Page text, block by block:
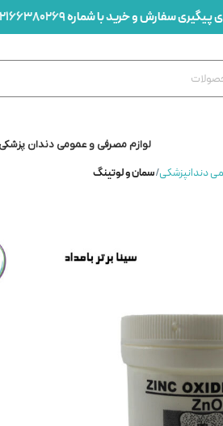
پیگیری سفارش و خرید با شماره
لوازم مصرفی و عمومی دندان پزشکی
دندانپزشکی/سمان و لوتینگ